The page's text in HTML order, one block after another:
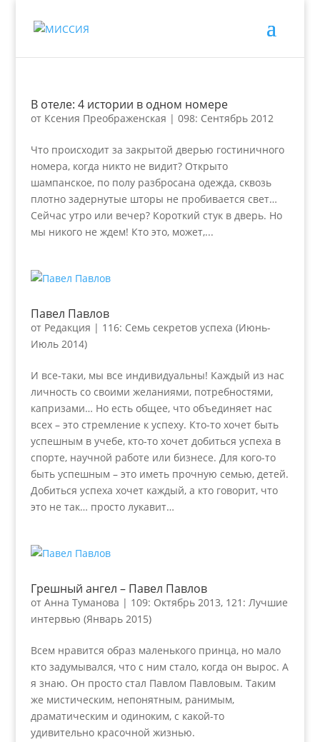
В отеле: 4 истории в одном номере
от Ксения Преображенская | 098: Сентябрь 2012
Что происходит за закрытой дверью гостиничного
номера, когда никто не видит? Открыто
шампанское, по полу разбросана одежда, сквозь
плотно задернутые шторы не пробивается свет…
Сейчас утро или вечер? Короткий стук в дверь. Но
мы никого не ждем! Кто это, может,...
Павел Павлов
от Редакция | 116: Семь секретов успеха (Июнь-
Июль 2014)
И все-таки, мы все индивидуальны! Каждый из нас
личность со своими желаниями, потребностями,
капризами… Но есть общее, что объединяет нас
всех – это стремление к успеху. Кто-то хочет быть
успешным в учебе, кто-то хочет добиться успеха в
спорте, научной работе или бизнесе. Для кого-то
быть успешным – это иметь прочную семью, детей.
Добиться успеха хочет каждый, а кто говорит, что
это не так… просто лукавит…
Грешный ангел – Павел Павлов
от Анна Туманова | 109: Октябрь 2013, 121: Лучшие
интервью (Январь 2015)
Всем нравится образ маленького принца, но мало
кто задумывался, что с ним стало, когда он вырос. А
я знаю. Он просто стал Павлом Павловым. Таким
же мистическим, непонятным, ранимым,
драматическим и одиноким, с какой-то
удивительно красочной жизнью.